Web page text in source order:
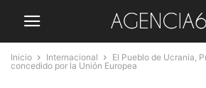
Inicio Internacional
El Pueblo de Ucrania,
concedido por la Unión Europea